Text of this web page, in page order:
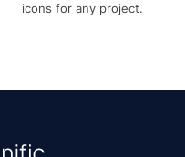
icons for any project.